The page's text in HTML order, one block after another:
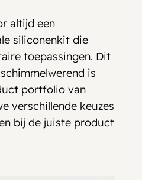
altijd een
siliconenkit die
toepassingen. Dit
is
portfolio van
verschillende keuzes
bij de juiste product